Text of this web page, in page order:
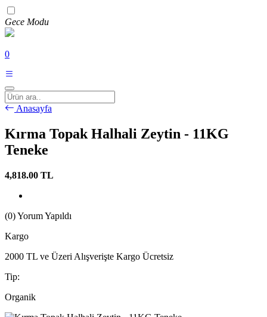
Gece Modu
0
Anasayfa
Kırma Topak Halhali Zeytin - 11KG
Teneke
4,818.00 TL
(0) Yorum Yapıldı
Kargo
2000 TL ve Üzeri Alışverişte Kargo Ücretsiz
Tip:
Organik